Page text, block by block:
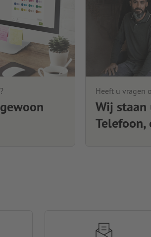
Heeft u vragen
Wij staan